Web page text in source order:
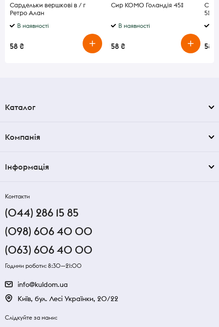
Сардельки вершкові в / г
Ретро Алан
В наявності
58 ₴
Сир KOMO Голандія 45%
В наявності
58 ₴
Сир
5%
58 ₴
Каталог
Компанія
Інформація
Контакти
(044) 286 15 85
(098) 606 40 00
(063) 606 40 00
Години роботи: 8:30—21:00
info@kuldom.ua
Київ, бул. Лесі Українки, 20/22
Слідкуйте за нами: